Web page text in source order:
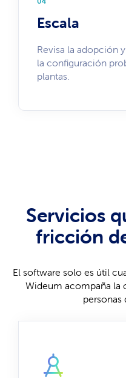
Escala
Revisa la adopción
la configuración
plantas.
Servicios
fricción
El software solo es útil
Wideum acompaña la
personas